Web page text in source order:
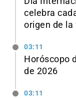
celebra
origen de la
03:11
Horóscopo
de 2026
03:11